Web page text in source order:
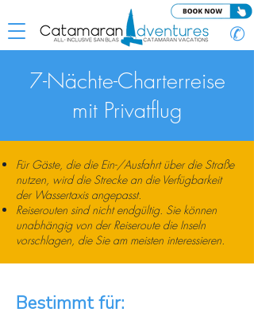
✆
7-Nächte-Charterreise
mit Privatflug
Für Gäste, die die Ein-/Ausfahrt über die Straße
nutzen, wird die Strecke an die Verfügbarkeit
der Wassertaxis angepasst.
Reiserouten sind nicht endgültig. Sie können
unabhängig von der Reiseroute die Inseln
vorschlagen, die Sie am meisten interessieren.
Bestimmt für: